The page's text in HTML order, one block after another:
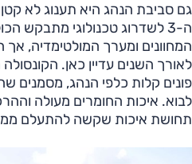
גם סביבת הנהג היא תענוג לא
ה-3 לשדרוג טכנולוגי מתבקש
לאורך השנים עדיין כאן.
פונים קלות כלפי הנהג, מסמנים
לבוא. איכות החומרים מעולה
תחושת איכות שקשה להתעלם